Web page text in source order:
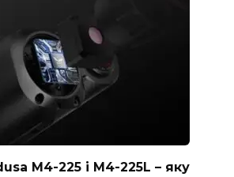
M4-225 і M4-225L – яку